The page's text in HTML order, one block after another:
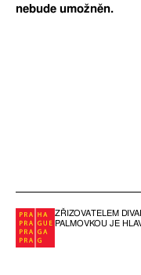
nebude umožněn.
ZŘIZOVATELEM
PALMOVKOU JE